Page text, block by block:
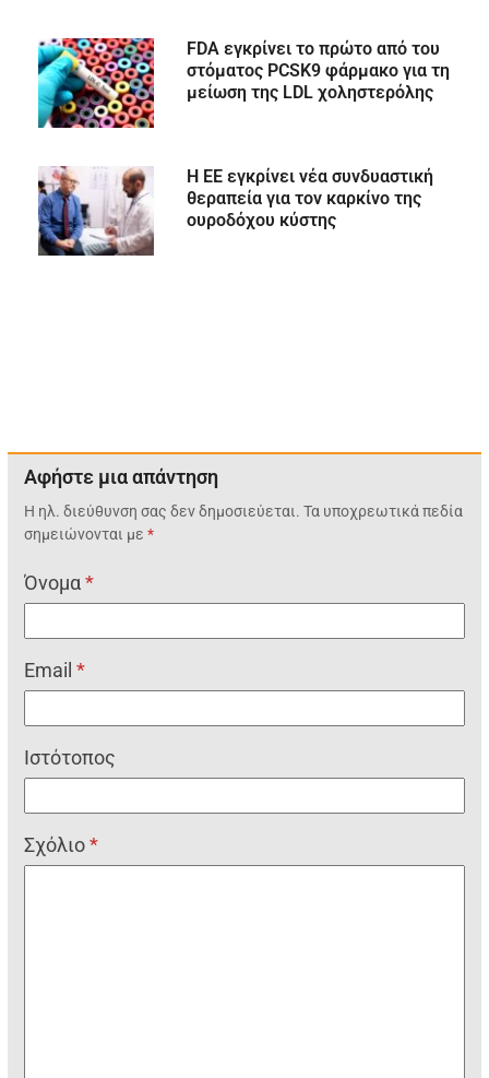
FDA εγκρίνει το πρώτο από του
στόματος PCSK9 φάρμακο για τη
μείωση της LDL χοληστερόλης
H ΕΕ εγκρίνει νέα συνδυαστική
θεραπεία για τον καρκίνο της
ουροδόχου κύστης
Αφήστε μια απάντηση
Η ηλ. διεύθυνση σας δεν δημοσιεύεται. Τα υποχρεωτικά πεδία
σημειώνονται με*
Όνομα*
Email*
Ιστότοπος
Σχόλιο*